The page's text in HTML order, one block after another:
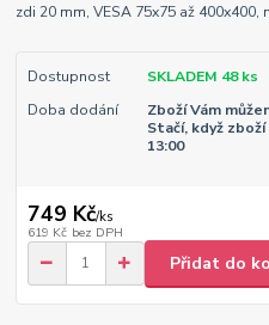
zdi 20 mm, VESA 75x75 až 400x400,
Dostupnost
SKLADEM 48 ks
Doba dodání
Zboží Vám
Stačí, když
13:00
749 Kč/ks
619 Kč bez DPH
Přidat do